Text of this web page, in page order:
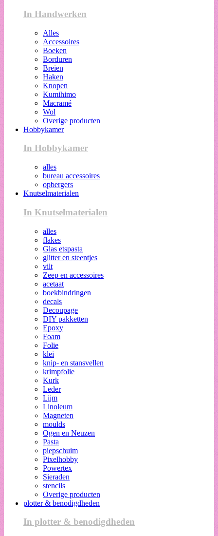
In Handwerken
Alles
Accessoires
Boeken
Borduren
Breien
Haken
Knopen
Kumihimo
Macramé
Wol
Overige producten
Hobbykamer
In Hobbykamer
alles
bureau accessoires
opbergers
Knutselmaterialen
In Knutselmaterialen
alles
flakes
Glas etspasta
glitter en steentjes
vilt
Zeep en accessoires
acetaat
boekbindringen
decals
Decoupage
DIY pakketten
Epoxy
Foam
Folie
klei
knip- en stansvellen
krimpfolie
Kurk
Leder
Lijm
Linoleum
Magneten
moulds
Ogen en Neuzen
Pasta
piepschuim
Pixelhobby
Powertex
Sieraden
stencils
Overige producten
plotter & benodigdheden
In plotter & benodigdheden